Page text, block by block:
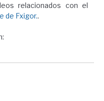
relacionados con el
de Fxigor..